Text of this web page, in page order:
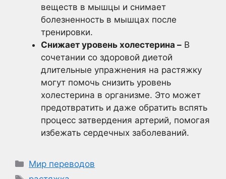
веществ в мышцы и снимает
болезненность в мышцах после
тренировки.
Снижает уровень холестерина – В
сочетании со здоровой диетой
длительные упражнения на растяжку
могут помочь снизить уровень
холестерина в организме. Это может
предотвратить и даже обратить вспять
процесс затвердения артерий, помогая
избежать сердечных заболеваний.
Рубрики
Мир переводов
Метки